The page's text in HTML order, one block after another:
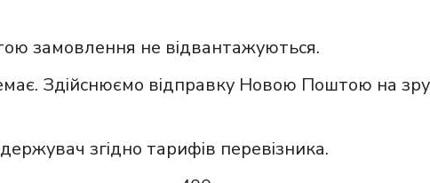
замовлення не відвантажуються.
Здійснюємо відправку Новою Поштою на
згідно тарифів перевізника.